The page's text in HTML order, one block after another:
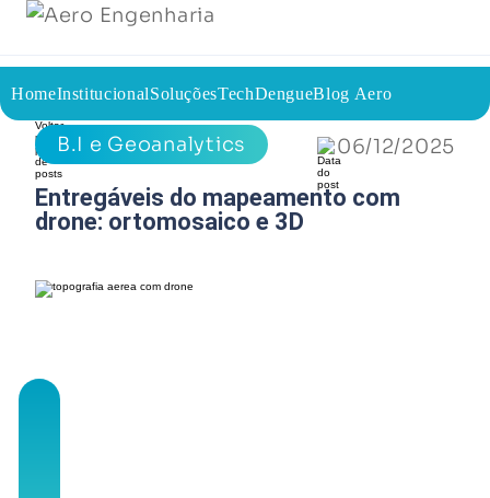
HomeInstitucionalSoluçõesTechDengueBlog Aero
B.I e Geoanalytics 06/12/2025
Voltar a página inicial do blog
Entregáveis do mapeamento com
drone: ortomosaico e 3D